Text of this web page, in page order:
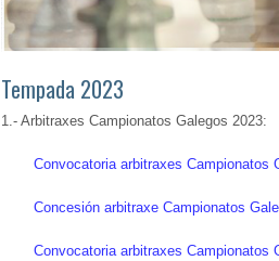
Tempada 2023
1.- Arbitraxes Campionatos Galegos 2023:
Convocatoria arbitraxes Campionatos
Concesión arbitraxe Campionatos
Convocatoria arbitraxes Campionatos